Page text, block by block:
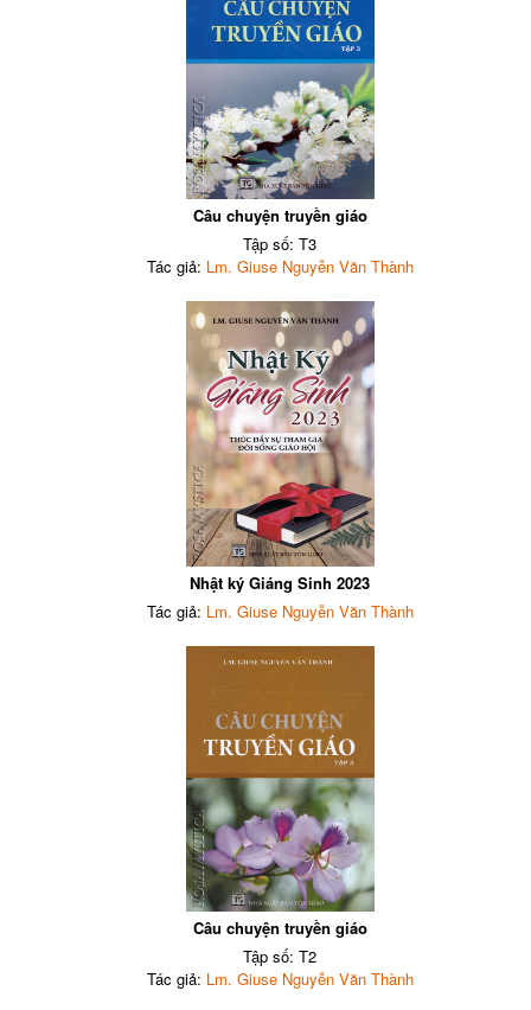
Câu chuyện truyền giáo
Tập số: T3
Tác giả: Lm. Giuse Nguyễn Văn Thành
Nhật ký Giáng Sinh 2023
Tác giả: Lm. Giuse Nguyễn Văn Thành
Câu chuyện truyền giáo
Tập số: T2
Tác giả: Lm. Giuse Nguyễn Văn Thành